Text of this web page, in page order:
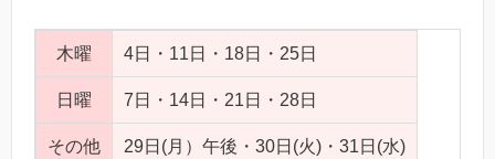
木曜 4日・11日・18日・25日
日曜 7日・14日・21日・28日
その他 29日(月）午後・30日(火)・31日(水)